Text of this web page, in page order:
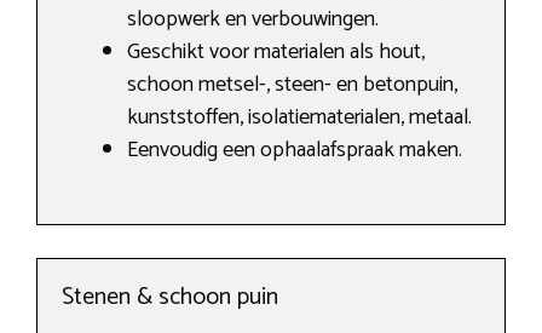
sloopwerk en verbouwingen.
Geschikt voor materialen als hout,
schoon metsel-, steen- en betonpuin,
kunststoffen, isolatiematerialen, metaal.
Eenvoudig een ophaalafspraak maken.
Stenen & schoon puin